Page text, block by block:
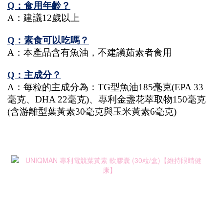
Q：食用年齡？
A：建議12歲以上
Q：素食可以吃嗎？
A：本產品含有魚油，不建議茹素者食用
Q：主成分？
A：每粒的主成分為：TG型魚油185毫克(EPA 33
毫克、DHA 22毫克)、專利金盞花萃取物150毫克
(含游離型葉黃素30毫克與玉米黃素6毫克)